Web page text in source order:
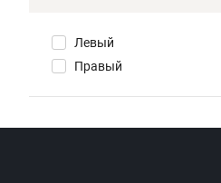
Левый
Правый